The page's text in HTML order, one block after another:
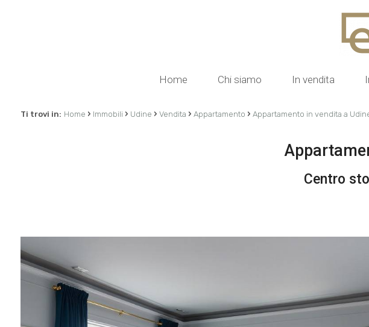
Home Chi siamo In vendita
Ti trovi in: Home › Immobili › Udine › Vendita › Appartamento › Appartamento in vendita a
Centro